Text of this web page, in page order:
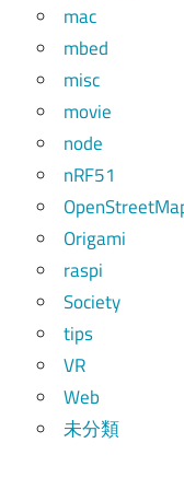
mac
mbed
misc
movie
node
nRF51
Origami
raspi
Society
tips
VR
Web
未分類